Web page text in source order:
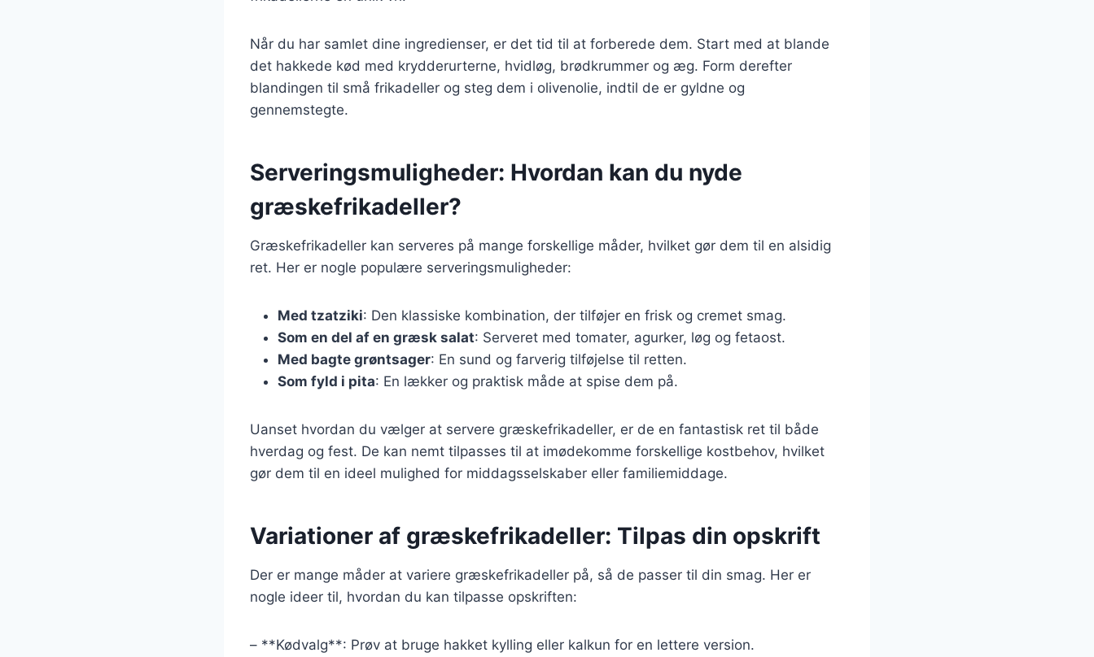
Når du har samlet dine ingredienser, er det tid til at forberede dem. Start med at blande
det hakkede kød med krydderurterne, hvidløg, brødkrummer og æg. Form derefter
blandingen til små frikadeller og steg dem i olivenolie, indtil de er gyldne og
gennemstegte.
Serveringsmuligheder: Hvordan kan du nyde
græskefrikadeller?
Græskefrikadeller kan serveres på mange forskellige måder, hvilket gør dem til en alsidig
ret. Her er nogle populære serveringsmuligheder:
Med tzatziki: Den klassiske kombination, der tilføjer en frisk og cremet smag.
Som en del af en græsk salat: Serveret med tomater, agurker, løg og fetaost.
Med bagte grøntsager: En sund og farverig tilføjelse til retten.
Som fyld i pita: En lækker og praktisk måde at spise dem på.
Uanset hvordan du vælger at servere græskefrikadeller, er de en fantastisk ret til både
hverdag og fest. De kan nemt tilpasses til at imødekomme forskellige kostbehov, hvilket
gør dem til en ideel mulighed for middagsselskaber eller familiemiddage.
Variationer af græskefrikadeller: Tilpas din opskrift
Der er mange måder at variere græskefrikadeller på, så de passer til din smag. Her er
nogle ideer til, hvordan du kan tilpasse opskriften:
– **Kødvalg**: Prøv at bruge hakket kylling eller kalkun for en lettere version.